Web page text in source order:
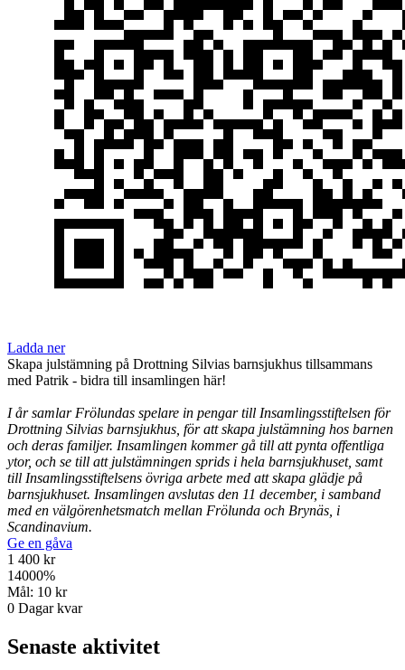
Ladda ner
Skapa julstämning på Drottning Silvias barnsjukhus tillsammans
med Patrik - bidra till insamlingen här!
I år samlar Frölundas spelare in pengar till Insamlingsstiftelsen för
Drottning Silvias barnsjukhus, för att skapa julstämning hos barnen
och deras familjer. Insamlingen kommer gå till att pynta offentliga
ytor, och se till att julstämningen sprids i hela barnsjukhuset, samt
till Insamlingsstiftelsens övriga arbete med att skapa glädje på
barnsjukhuset. Insamlingen avslutas den 11 december, i samband
med en välgörenhetsmatch mellan Frölunda och Brynäs, i
Scandinavium.
Ge en gåva
1 400 kr
14000%
Mål: 10 kr
0 Dagar kvar
Senaste aktivitet